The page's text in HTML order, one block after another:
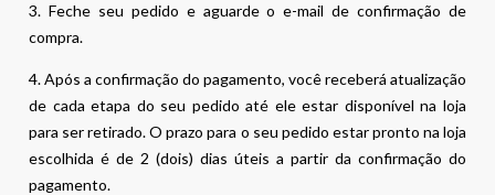
3. Feche seu pedido e aguarde o e-mail de confirmação de
compra.
4. Após a confirmação do pagamento, você receberá atualização
de cada etapa do seu pedido até ele estar disponível na loja
para ser retirado. O prazo para o seu pedido estar pronto na loja
escolhida é de 2 (dois) dias úteis a partir da confirmação do
pagamento.